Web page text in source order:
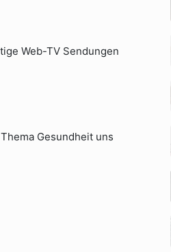
Web-TV Sendungen
Gesundheit uns